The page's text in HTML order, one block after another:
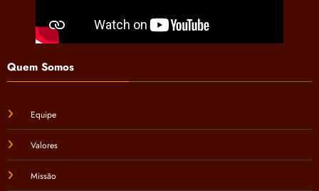
Quem Somos
Equipe
Valores
Missão